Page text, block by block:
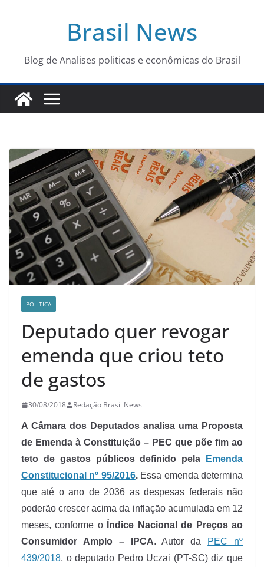
conteúdo
Brasil News
Blog de Analises politicas e econômicas do Brasil
POLITICA
Deputado quer revogar
emenda que criou teto
de gastos
30/08/2018 Redação Brasil News
A Câmara dos Deputados analisa uma Proposta
de Emenda à Constituição – PEC que põe fim ao
teto de gastos públicos definido pela
Emenda
Constitucional nº 95/2016.Essa emenda determina
que até o ano de 2036 as despesas federais não
poderão crescer acima da inflação acumulada em 12
meses, conforme o
Índice Nacional de Preços ao
Consumidor Amplo – IPCA. Autor da
PEC nº
439/2018, o deputado Pedro Uczai (PT-SC) diz que